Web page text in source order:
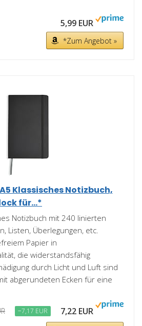
5,99 EUR
*Zum Angebot »
Klassisches Notizbuch,
für...*
Notizbuch mit 240 linierten
Listen, Überlegungen, etc.
Papier in
die widerstandsfähig
durch Licht und Luft sind
abgerundeten Ecken für eine
−7,17 EUR 7,22 EUR